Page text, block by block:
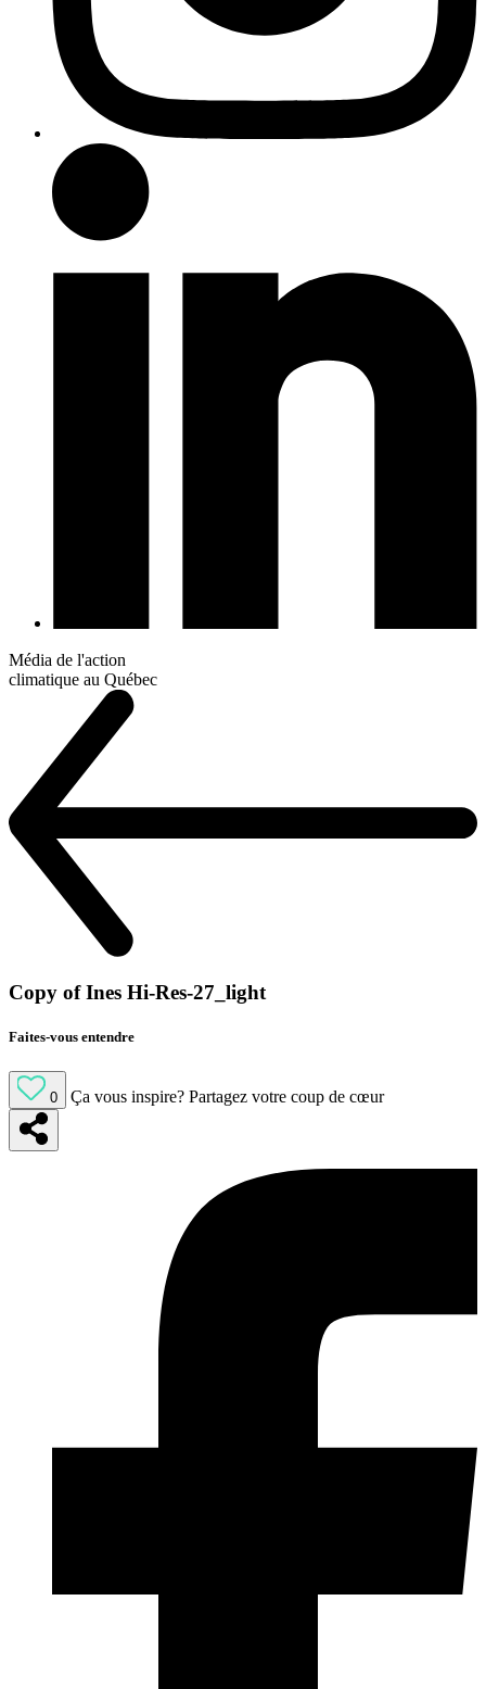
Média de l'action
climatique au Québec
Copy of Ines Hi-Res-27_light
Faites-vous entendre
0 Ça vous inspire? Partagez votre coup de cœur